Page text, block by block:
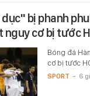
bị phanh
nguy cơ bị tước
Bóng đá
cơ bị tước
SPORT - 6